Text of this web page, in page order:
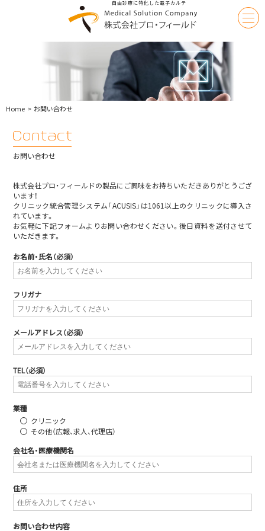
自由診療に特化した電子カルテ
プ
ィ
ー
ル
Home お問い合わせ
Contact
お問い合わせ
株式会社プロ・フィールドの製品にご興味をお持ちいただきありがとうござ
います！
クリニック統合管理システム「ACUSIS」は1061以上のクリニックに導入さ
れています。
お気軽に下記フォームよりお問い合わせください。後日資料を送付させて
いただきます。
お名前・氏名（必須）
フリガナ
メールアドレス（必須）
TEL（必須）
業種
クリニック
その他（広報、求人、代理店）
会社名・医療機関名
住所
お問い合わせ内容